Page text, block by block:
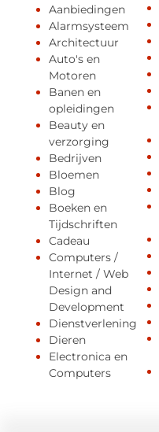
Aanbiedingen
Alarmsysteem
Architectuur
Auto's en
Motoren
Banen en
opleidingen
Beauty en
verzorging
Bedrijven
Bloemen
Blog
Boeken en
Tijdschriften
Cadeau
Computers /
Internet / Web
Design and
Development
Dienstverlening
Dieren
Electronica en
Computers